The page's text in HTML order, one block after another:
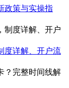
政策与实操指
度详解、开户流